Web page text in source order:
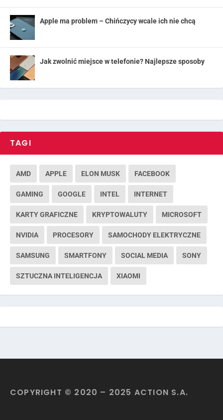
Apple ma problem – Chińczycy wcale ich nie chcą
Jak zwolnić miejsce w telefonie? Najlepsze sposoby
TAGI
AMD APPLE ELON MUSK FACEBOOK
GAMING GOOGLE INTEL INTERNET
KARTY GRAFICZNE KRYPTOWALUTY MICROSOFT
NVIDIA PROCESORY SAMOCHODY ELEKTRYCZNE
SAMSUNG SMARTFONY SOCIAL MEDIA SONY
SZTUCZNA INTELIGENCJA XIAOMI
COPYRIGHT © 2020 – 2025 ACTION S.A.